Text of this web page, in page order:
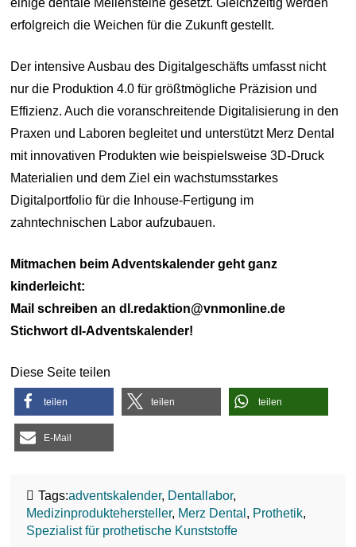
einige dentale Meilensteine gesetzt. Gleichzeitig werden
erfolgreich die Weichen für die Zukunft gestellt.
Der intensive Ausbau des Digitalgeschäfts umfasst nicht
nur die Produktion 4.0 für größtmögliche Präzision und
Effizienz. Auch die voranschreitende Digitalisierung in den
Praxen und Laboren begleitet und unterstützt Merz Dental
mit innovativen Produkten wie beispielsweise 3D-Druck
Materialien und dem Ziel ein wachstumsstarkes
Digitalportfolio für die Inhouse-Fertigung im
zahntechnischen Labor aufzubauen.
Mitmachen beim Adventskalender geht ganz
kinderleicht:
Mail schreiben an dl.redaktion@vnmonline.de
Stichwort dl-Adventskalender!
Diese Seite teilen
teilen teilen teilen
E-Mail
Tags:adventskalender, Dentallabor,
Medizinproduktehersteller, Merz Dental , Prothetik,
Spezialist für prothetische Kunststoffe